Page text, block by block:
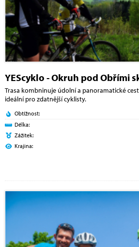
YEScyklo - Okruh pod Obřími
Trasa kombninuje údolní a panoramatické
ideální pro zdatnější cyklisty.
Obtížnost:
Délka:
Zážitek:
Krajina: